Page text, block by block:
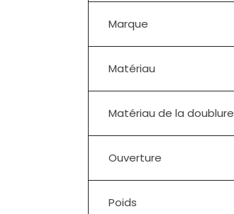
Marque
Matériau
Matériau de la doublure
Ouverture
Poids